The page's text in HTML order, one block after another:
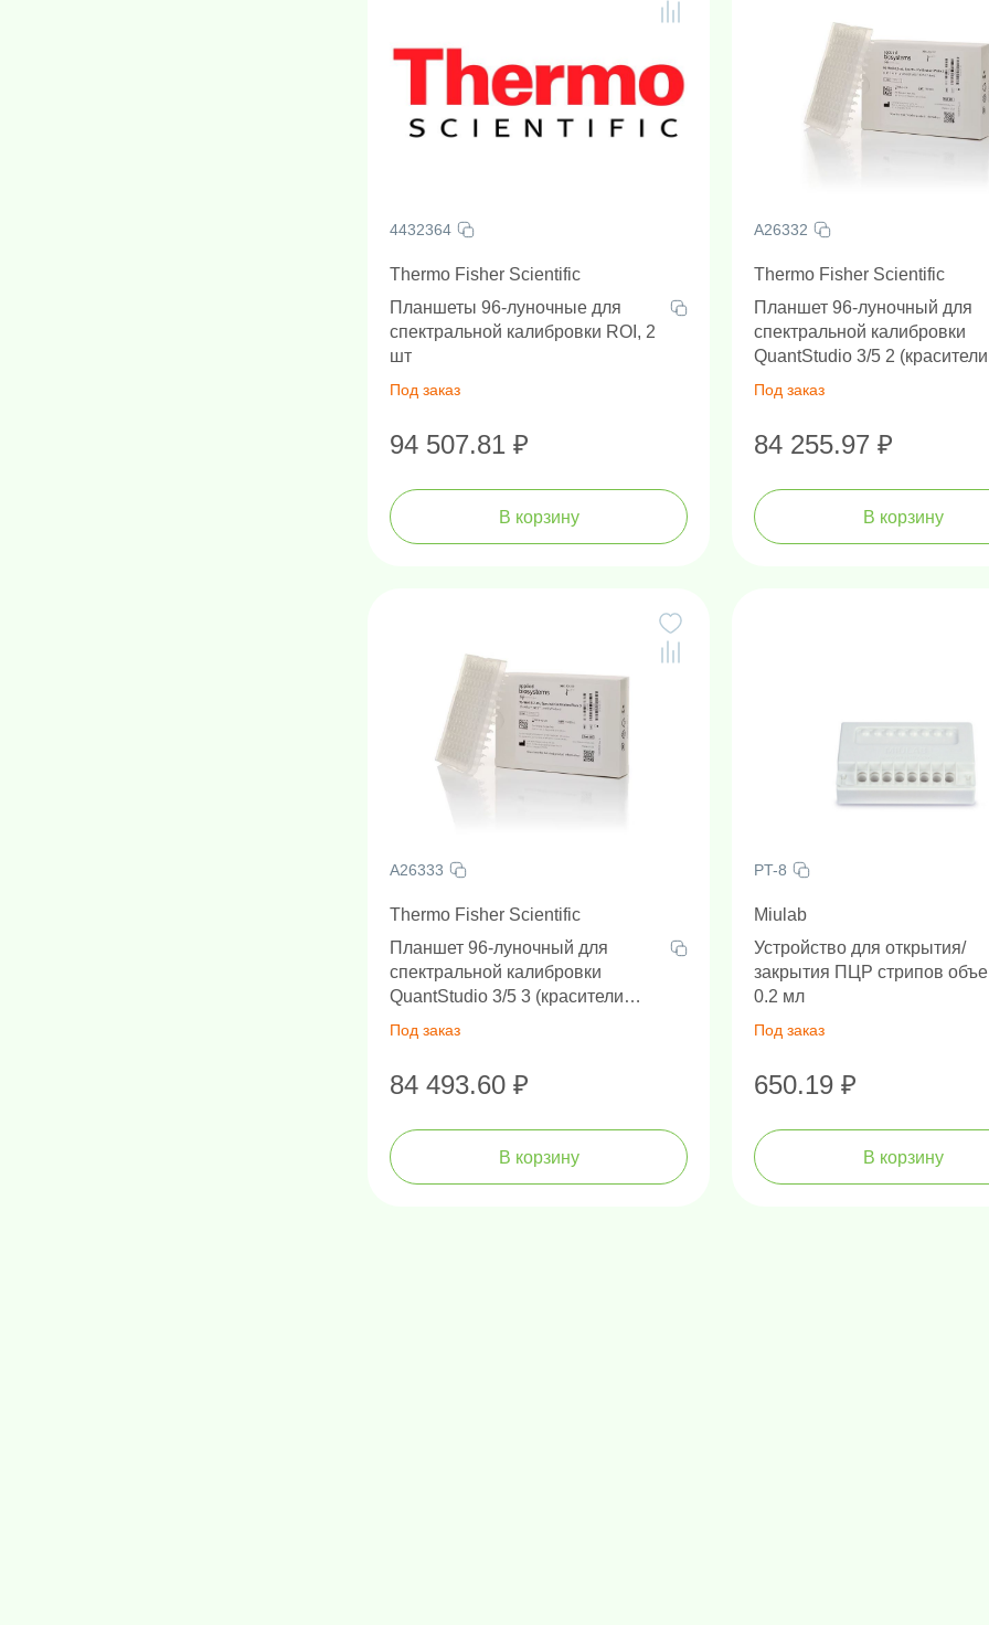
4432364
Thermo Fisher Scientific
Планшеты 96-луночные для
спектральной калибровки ROI, 2
шт
Под заказ
94 507.81 ₽
В корзину
A26332
Thermo Fisher Scientific
Планшет 96-луночный для
спектральной калибровки
QuantStudio 3/5 2 (красители
ABY, JUN, MUSTANG
0.2 мл
Под заказ
84 255.97 ₽
В корзину
A26333
Thermo Fisher Scientific
Планшет 96-луночный для
спектральной калибровки
QuantStudio 3/5 3 (красители
TAMRA, NED, Cy5), 0.2 мл
Под заказ
84 493.60 ₽
В корзину
PT-8
Miulab
Устройство для открытия/
закрытия ПЦР стрипов
0.2 мл
Под заказ
650.19 ₽
В корзину